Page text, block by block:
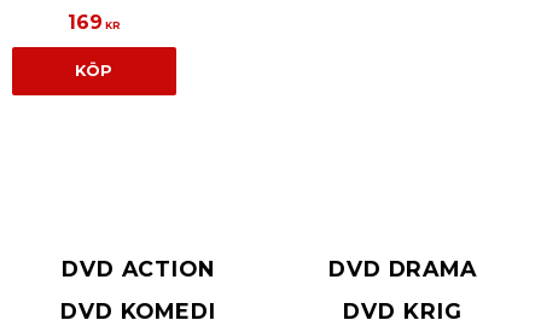
169 KR
KÖP
DVD ACTION
DVD DRAMA
DVD KOMEDI
DVD KRIG